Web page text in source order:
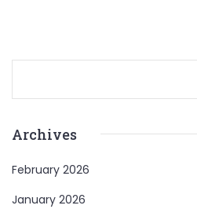
Archives
February 2026
January 2026